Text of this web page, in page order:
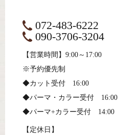
072-483-6222
090-3706-3204
【営業時間】9:00～17:00
※予約優先制
◆カット受付 16:00
◆パーマ・カラー受付 16:00
◆パーマ+カラー受付 14:00
【定休日】